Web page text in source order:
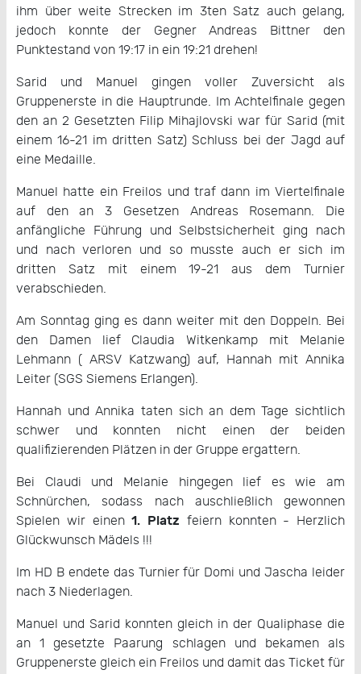
ihm über weite Strecken im 3ten Satz auch gelang,
jedoch konnte der Gegner Andreas Bittner den
Punktestand von 19:17 in ein 19:21 drehen!
Sarid und Manuel gingen voller Zuversicht als
Gruppenerste in die Hauptrunde. Im Achtelfinale gegen
den an 2 Gesetzten Filip Mihajlovski war für Sarid (mit
einem 16-21 im dritten Satz) Schluss bei der Jagd auf
eine Medaille.
Manuel hatte ein Freilos und traf dann im Viertelfinale
auf den an 3 Gesetzen Andreas Rosemann. Die
anfängliche Führung und Selbstsicherheit ging nach
und nach verloren und so musste auch er sich im
dritten Satz mit einem 19-21 aus dem Turnier
verabschieden.
Am Sonntag ging es dann weiter mit den Doppeln. Bei
den Damen lief Claudia Witkenkamp mit Melanie
Lehmann ( ARSV Katzwang) auf, Hannah mit Annika
Leiter (SGS Siemens Erlangen).
Hannah und Annika taten sich an dem Tage sichtlich
schwer und konnten nicht einen der beiden
qualifizierenden Plätzen in der Gruppe ergattern.
Bei Claudi und Melanie hingegen lief es wie am
Schnürchen, sodass nach auschließlich gewonnen
Spielen wir einen1. Platz feiern konnten - Herzlich
Glückwunsch Mädels !!!
Im HD B endete das Turnier für Domi und Jascha leider
nach 3 Niederlagen.
Manuel und Sarid konnten gleich in der Qualiphase die
an 1 gesetzte Paarung schlagen und bekamen als
Gruppenerste gleich ein Freilos und damit das Ticket für